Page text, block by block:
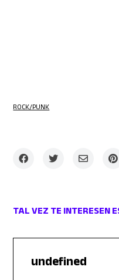
ROCK/PUNK
TAL VEZ TE INTERESEN
undefined